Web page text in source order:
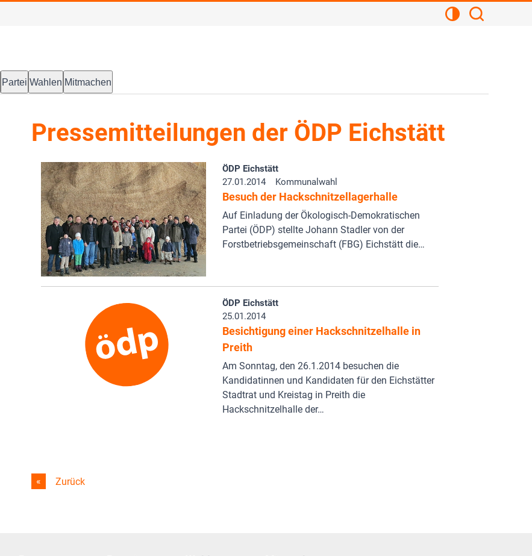
Kontrastansicht
Partei Wahlen Mitmachen
Pressemitteilungen der ÖDP Eichstätt
ÖDP Eichstätt
27.01.2014
Kommunalwahl
Besuch der Hackschnitzellagerhalle
Auf Einladung der Ökologisch-Demokratischen
Partei (ÖDP) stellte Johann Stadler von der
Forstbetriebsgemeinschaft (FBG) Eichstätt die…
ÖDP Eichstätt
25.01.2014
Besichtigung einer Hackschnitzelhalle in
Preith
Am Sonntag, den 26.1.2014 besuchen die
Kandidatinnen und Kandidaten für den Eichstätter
Stadtrat und Kreistag in Preith die
Hackschnitzelhalle der…
Zurück